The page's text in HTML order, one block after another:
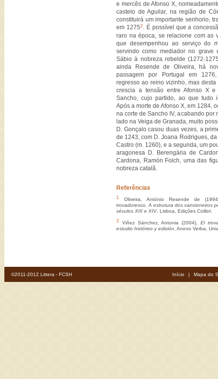
e mercês de Afonso X,
castelo de Aguilar, na região de
constituirá um importante senhorio,
em 12752. É possível que a
raro na época, se relacione com as
que desempenhou ao serviço do
servindo como mediador no
Sábio à nobreza rebelde (1272-
ainda Resende de Oliveira, há
passagem por Portugal em
regresso ao reino vizinho, mas
crescia a tensão entre Afonso X
Sancho, cujo partido, ao que tudo
Após a morte de Afonso X, em 1284,
na corte de Sancho IV, acabando por
lado na Veiga de Granada, muito
D. Gonçalo casou duas vezes, a
de 1243, com D. Joana Rodrigues,
Castro (m. 1260), e a segunda, um
aragonesa D. Berengária de
Cardona, Ramón Folch, uma das
nobreza catalã.
Referências
1
Oliveira, António Resende de
trovadoresco. A estrutura dos cancioneiros
séculos XIII e XIV, Lisboa, Edições Colibri.
2 Viñez Sánchez, Antonia (2004), El
estudio histórico y edición , Anexo Verba,
©2011-2012 Littera - FCSH Início | Mapa do